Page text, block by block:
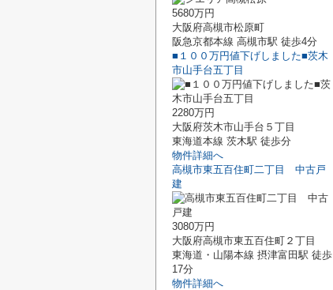
5680万円
大阪府高槻市松原町
阪急京都本線 高槻市駅 徒歩4分
■１００万円値下げしました■茨木
市山手台五丁目
2280万円
大阪府茨木市山手台５丁目
東海道本線 茨木駅 徒歩分
物件詳細へ
高槻市東五百住町二丁目 中古戸
建
3080万円
大阪府高槻市東五百住町２丁目
東海道・山陽本線 摂津富田駅 徒歩
17分
物件詳細へ